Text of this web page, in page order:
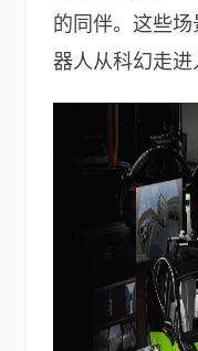
的同伴。这些
器人从科幻走进